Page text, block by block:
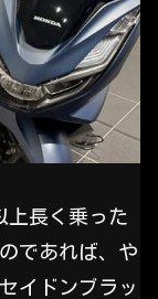
上長く乗った
であれば、や
イドンブラッ